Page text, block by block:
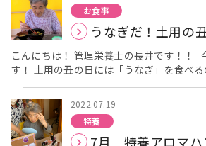
お食事
うなぎだ！土用の
こんにちは！ 管理栄養士の長井です！！
す！ 土用の丑の日には「うなぎ」を食べる
（土用の丑の日とは？うなぎの栄養は？
がく～土用の丑の日・うなぎ～ ） という
之内では、今日うなぎ丼を提供しました
しまいましたが、これにすまし汁がつきま
丼として食べ、途中で混ぜてひつまぶし風
2022.07.19
特養
7月 特養アロマハ